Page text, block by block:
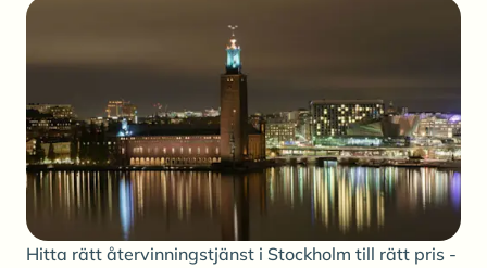
Hitta rätt återvinningstjänst i Stockholm till rätt pris -